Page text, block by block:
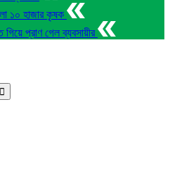
১০ হাজার কৃষক
প্রাণ গেল ব্যবসায়ীর